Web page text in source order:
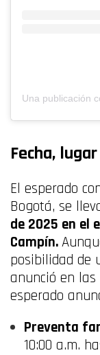
Una publicación
Fecha,
El esperado
Bogotá, se
de 2025 en el
Campín.
posibilidad de
anunció en
esperado
Preventa
10:00 a.m.